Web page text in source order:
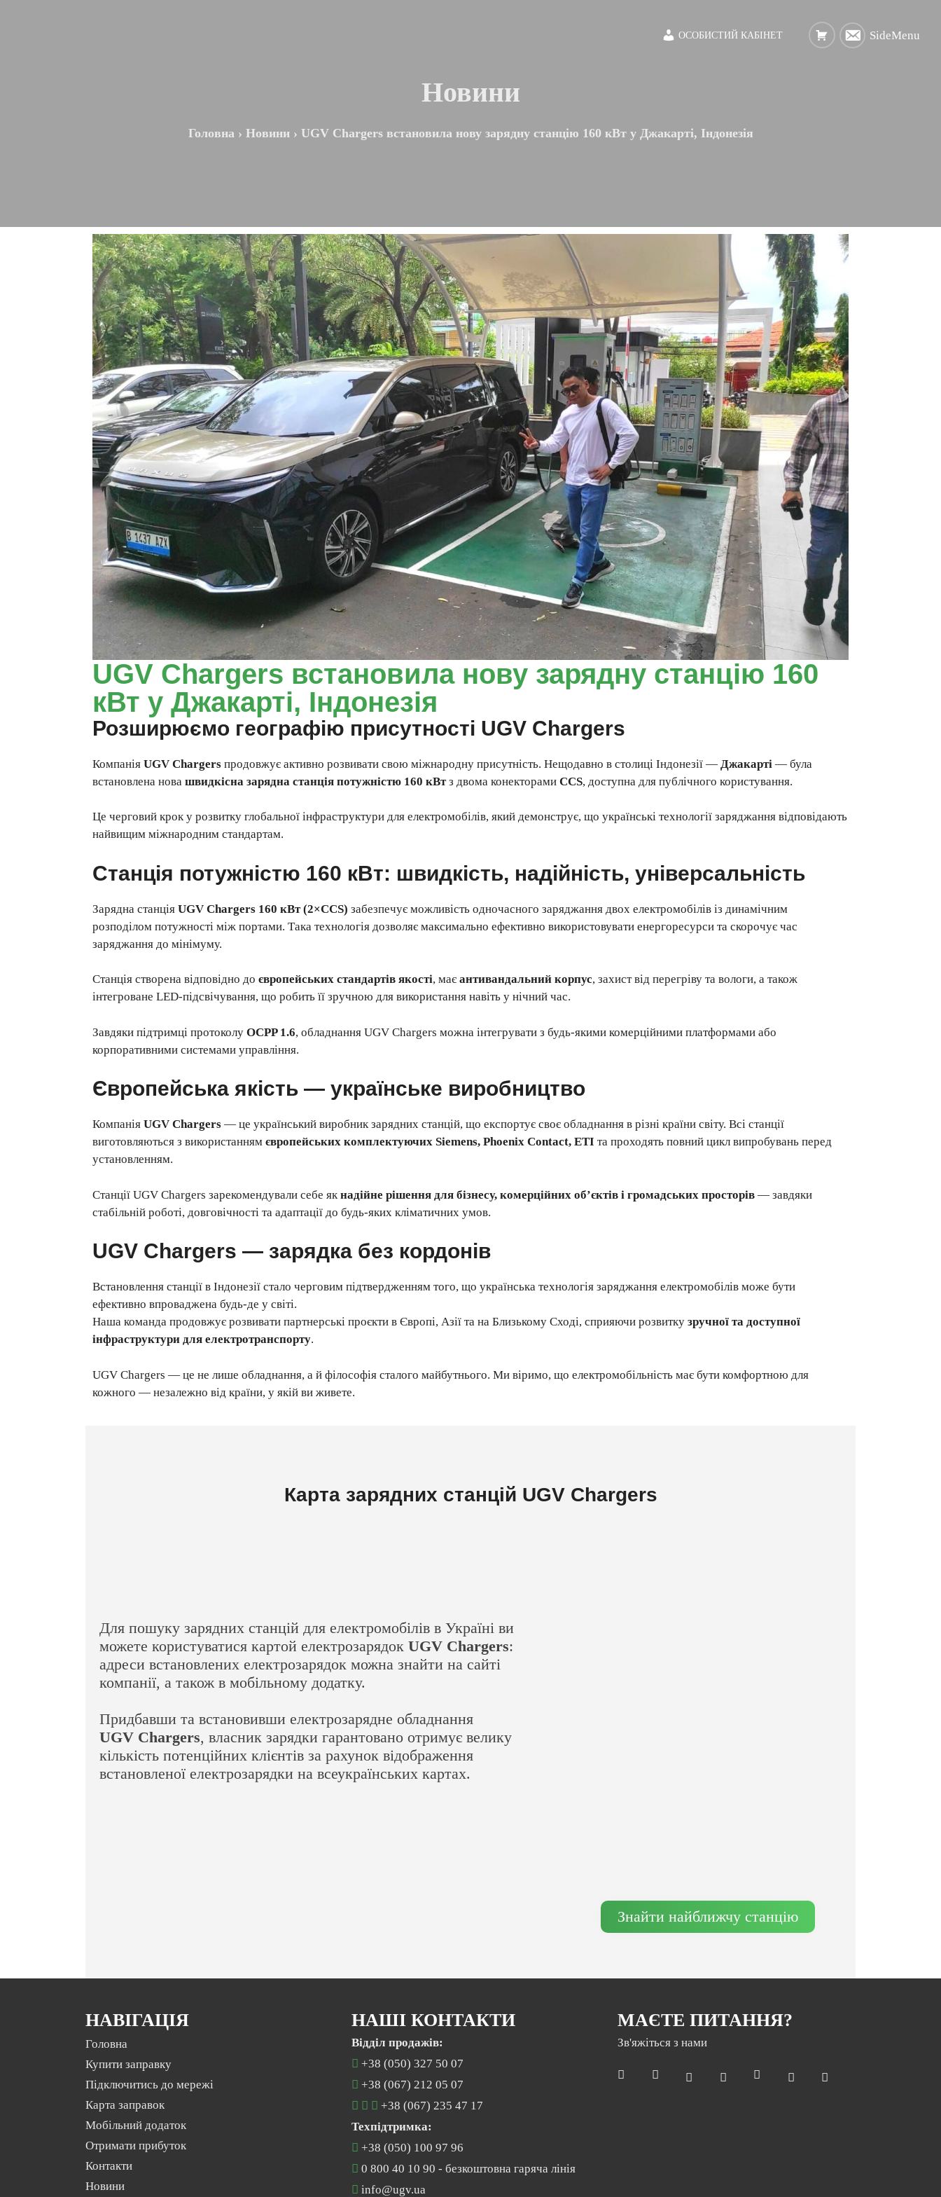
ОСОБИСТИЙ КАБІНЕТ SideMenu
Новини
Головна › Новини› UGV Chargers встановила нову зарядну станцію 160 кВт у Джакарті, Індонезія
UGV Chargers встановила нову зарядну станцію 160
кВт у Джакарті, Індонезія
Розширюємо географію присутності UGV Chargers
Компанія UGV Chargers продовжує активно розвивати свою міжнародну присутність. Нещодавно в столиці Індонезії — Джакарті — була
встановлена нова швидкісна зарядна станція потужністю 160 кВтз двома конекторами CCS, доступна для публічного користування.
Це черговий крок у розвитку глобальної інфраструктури для електромобілів, який демонструє, що українські технології заряджання відповідають
найвищим міжнародним стандартам.
Станція потужністю 160 кВт: швидкість, надійність, універсальність
Зарядна станція UGV Chargers 160 кВт (2×CCS) забезпечує можливість одночасного заряджання двох електромобілів із динамічним
розподілом потужності між портами. Така технологія дозволяє максимально ефективно використовувати енергоресурси та скорочує час
заряджання до мінімуму.
Станція створена відповідно до європейських стандартів якості, має антивандальний корпус, захист від перегріву та вологи, а також
інтегроване LED-підсвічування, що робить її зручною для використання навіть у нічний час.
Завдяки підтримці протоколу OCPP 1.6, обладнання UGV Chargers можна інтегрувати з будь-якими комерційними платформами або
корпоративними системами управління.
Європейська якість — українське виробництво
Компанія UGV Chargers — це український виробник зарядних станцій, що експортує своє обладнання в різні країни світу. Всі станції
виготовляються з використанням європейських комплектуючих Siemens, Phoenix Contact, ETI та проходять повний цикл випробувань перед
установленням.
Станції UGV Chargers зарекомендували себе як надійне рішення для бізнесу, комерційних об’єктів і громадських просторів — завдяки
стабільній роботі, довговічності та адаптації до будь-яких кліматичних умов.
UGV Chargers — зарядка без кордонів
Встановлення станції в Індонезії стало черговим підтвердженням того, що українська технологія заряджання електромобілів може бути
ефективно впроваджена будь-де у світі.
Наша команда продовжує розвивати партнерські проєкти в Європі, Азії та на Близькому Сході, сприяючи розвитку зручної та доступної
інфраструктури для електротранспорту.
UGV Chargers — це не лише обладнання, а й філософія сталого майбутнього. Ми віримо, що електромобільність має бути комфортною для
кожного — незалежно від країни, у якій ви живете.
Карта зарядних станцій UGV Chargers
Для пошуку зарядних станцій для електромобілів в Україні ви
можете користуватися картой електрозарядок UGV Chargers:
адреси встановлених електрозарядок можна знайти на сайті
компанії, а також в мобільному додатку.
Придбавши та встановивши електрозарядне обладнання
UGV Chargers, власник зарядки гарантовано отримує велику
кількість потенційних клієнтів за рахунок відображення
встановленої електрозарядки на всеукраїнських картах.
Знайти найближчу станцію
НАВІГАЦІЯ
Головна
Купити заправку
Підключитись до мережі
Карта заправок
Мобільний додаток
Отримати прибуток
Контакти
Новини
НАШІ КОНТАКТИ
Відділ продажів:
+38 (050) 327 50 07
+38 (067) 212 05 07
+38 (067) 235 47 17
Техпідтримка:
+38 (050) 100 97 96
0 800 40 10 90 - безкоштовна гаряча лінія
info@ugv.ua
МАЄТЕ ПИТАННЯ?
Зв'яжіться з нами